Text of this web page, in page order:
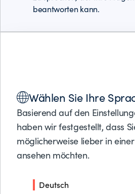
beantworten kann.
Wählen Sie Ihre
Basierend auf den
haben wir festgestellt, dass
möglicherweise lieber in
ansehen möchten.
Deutsch
CONTROL-M INTEGRATIONS
APPLICATIONS
ATLASSIAN JIRA
Atlassian Jira